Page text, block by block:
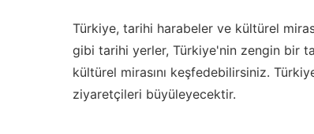
Türkiye, tarihi harabeler ve kültürel
gibi tarihi yerler, Türkiye'nin zengin bir
kültürel mirasını keşfedebilirsiniz.
ziyaretçileri büyüleyecektir.